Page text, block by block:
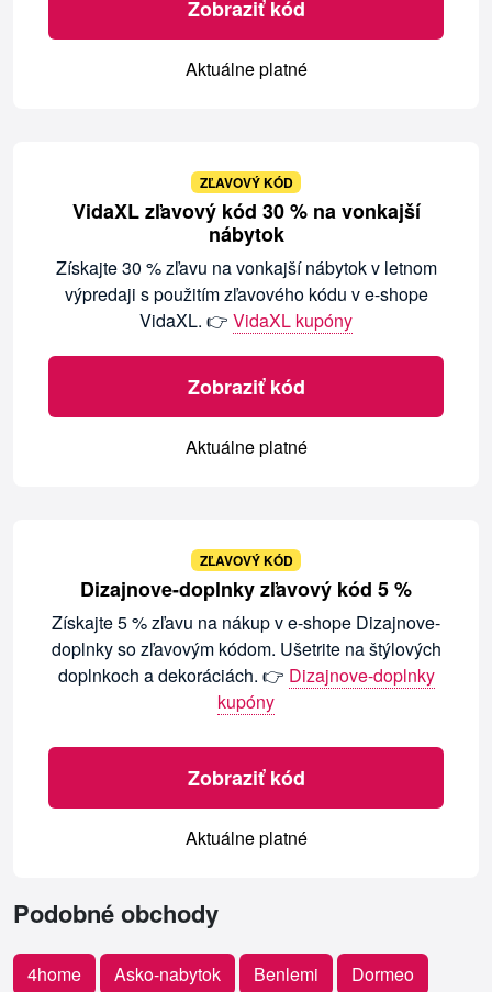
Zobraziť kód
Aktuálne platné
ZĽAVOVÝ KÓD
VidaXL zľavový kód 30 % na vonkajší
nábytok
Získajte 30 % zľavu na vonkajší nábytok v letnom
výpredaji s použitím zľavového kódu v e-shope
VidaXL. 👉 VidaXL kupóny
Zobraziť kód
Aktuálne platné
ZĽAVOVÝ KÓD
Dizajnove-doplnky zľavový kód 5 %
Získajte 5 % zľavu na nákup v e-shope Dizajnove-
doplnky so zľavovým kódom. Ušetrite na štýlových
doplnkoch a dekoráciách. 👉 Dizajnove-doplnky
kupóny
Zobraziť kód
Aktuálne platné
Podobné obchody
4home Asko-nabytok Benlemi
Dormeo